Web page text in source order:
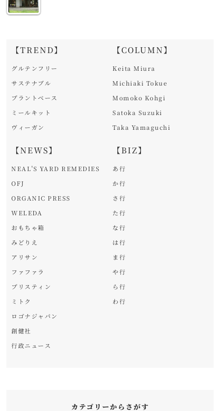
【TREND】
グルテンフリー
サステナブル
プラントベース
ミールキット
ヴィーガン
【NEWS】
NEAL'S YARD REMEDIES
OFJ
ORGANIC PRESS
WELEDA
おもちゃ箱
みどりえ
アリサン
ファファラ
プリスティン
ミトク
ロゴナジャパン
創健社
行政ニュース
【COLUMN】
Keita Miura
Michiaki Tokue
Momoko Kohgi
Satoka Suzuki
Taka Yamaguchi
【BIZ】
あ行
か行
さ行
た行
な行
は行
ま行
や行
ら行
わ行
カテゴリーからさがす